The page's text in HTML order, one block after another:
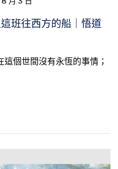
班往西方的船｜悟道
個世間沒有永恆的事情；